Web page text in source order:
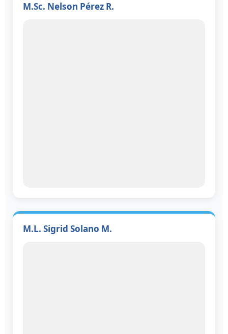
M.Sc. Nelson Pérez R.
M.L. Sigrid Solano M.